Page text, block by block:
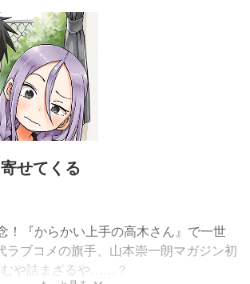
せてくる
！『からかい上手の高木さん』で一世
ラブコメの旗手、山本崇一朗マガジン初
や詰まざるや……？